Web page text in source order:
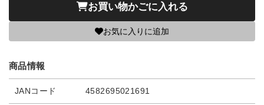
お買い物かごに入れる
お気に入りに追加
商品情報
JANコード 4582695021691